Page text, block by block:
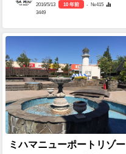
2016/5/13 10 年前
- №415
3449
ミハマニューポートリゾー